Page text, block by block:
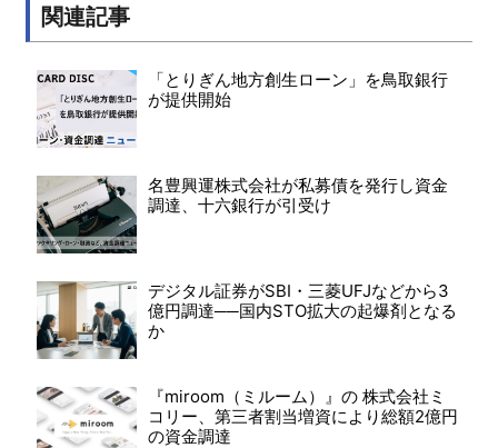
関連記事
「とりぎん地方創生ローン」を鳥取銀行
が提供開始
名豊興運株式会社が私募債を発行し資金
調達、十六銀行が引受け
デジタル証券がSBI・三菱UFJなどから3
億円調達──国内STO拡大の起爆剤となる
か
『miroom（ミルーム）』の 株式会社ミ
コリー、第三者割当増資により総額2億円
の資金調達